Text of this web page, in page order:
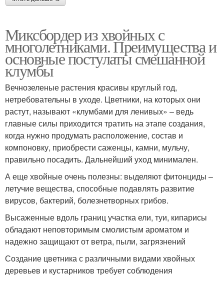
Миксбордер из хвойных с
многолетниками. Преимущества и
основные постулаты смешанной
клумбы
Вечнозеленые растения красивы круглый год,
нетребовательны в уходе. Цветники, на которых они
растут, называют «клумбами для ленивых» – ведь
главные силы приходится тратить на этапе создания,
когда нужно продумать расположение, состав и
компоновку, приобрести саженцы, камни, мульчу,
правильно посадить. Дальнейший уход минимален.
А еще хвойные очень полезны: выделяют фитонциды –
летучие вещества, способные подавлять развитие
вирусов, бактерий, болезнетворных грибов.
Высаженные вдоль границ участка ели, туи, кипарисы
обладают неповторимым смолистым ароматом и
надежно защищают от ветра, пыли, загрязнений
Создание цветника с различными видами хвойных
деревьев и кустарников требует соблюдения